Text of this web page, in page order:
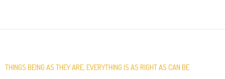
THINGS BEING AS THEY ARE, EVERYTHING IS AS RIGHT AS CAN BE